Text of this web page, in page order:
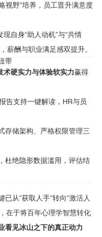
视野”培养，员工晋升满意度
自身“助人动机”与“共情
薪酬与职业满足感双提升。
带
术硬实力与体验软实力赢得
告支持一键解读，HR与员
存储架构、严格权限管理三
杜绝隐形数据滥用，评估结
从“获取人手”转向“激活人
在于将百年心理学智慧转化
看见冰山之下的真正动力